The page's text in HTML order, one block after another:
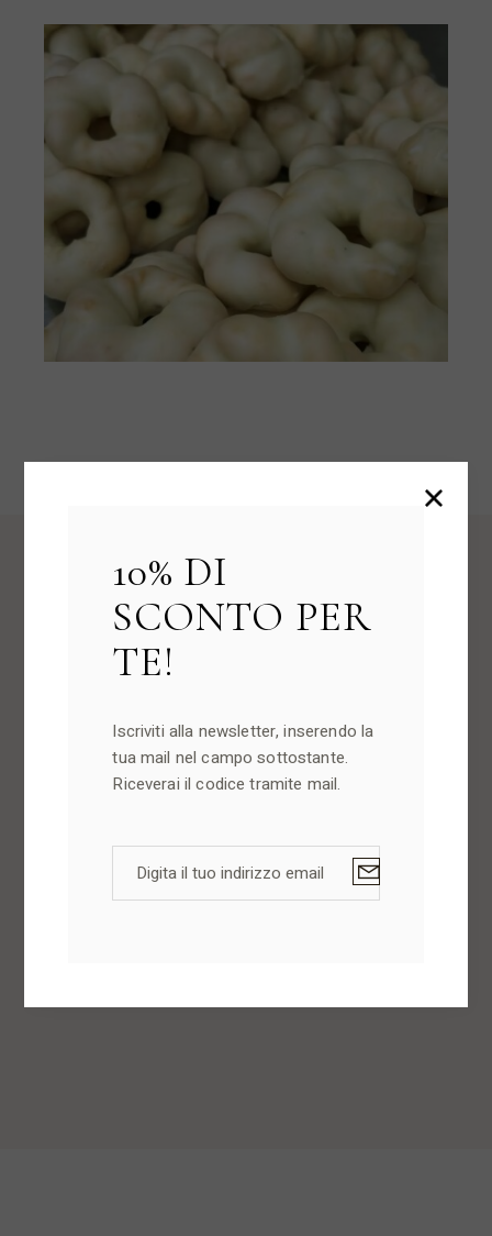
INGREDIENTI: Farina 00, Latte vaccino, Uova di gallina
di categoria A, Burro, Zucchero, Scorza di limone,
Glassa: Zucchero a velo, Acqua e Succo di limone.
Prodotto disponibile a Ottobre e
10% DI
SCONTO PER
TE!
Iscriviti alla newsletter, inserendo la
tua mail nel campo sottostante.
Riceverai il codice tramite mail.